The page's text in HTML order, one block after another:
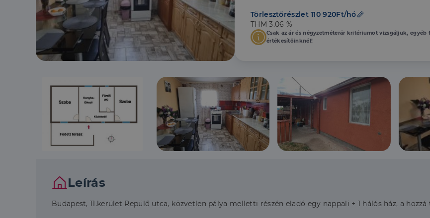
Törlesztőrészlet 110 920Ft/hó
THM 3.06 %
Csak az ár és négyzetméterár kritériumot vizsgáljuk,
értékesítőinknél!
Leírás
Budapest, 11.kerület Repülő utca, közvetlen pálya melletti részén eladó egy nappali + 1 hálós ház, a